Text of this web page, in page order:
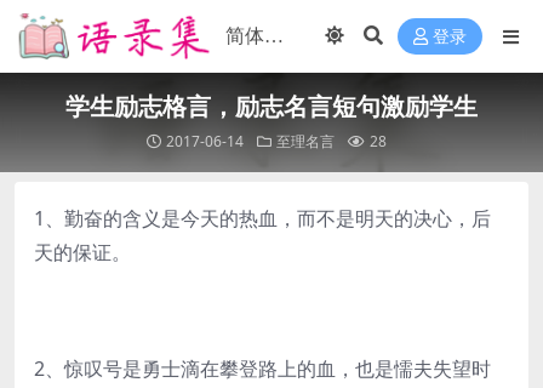
登录
学生励志格言，励志名言短句激励学生
2017-06-14 至理名言 28
1、勤奋的含义是今天的热血，而不是明天的决心，后
天的保证。
2、惊叹号是勇士滴在攀登路上的血，也是懦夫失望时